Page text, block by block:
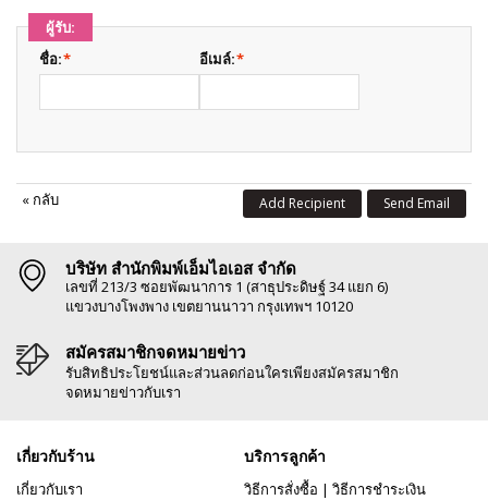
ผู้รับ:
*
ชื่อ: *
อีเมล์:
« กลับ Send Email
Add Recipient
บริษัท สำนักพิมพ์เอ็มไอเอส จำกัด
เลขที่ 213/3 ซอยพัฒนาการ 1 (สาธุประดิษฐ์ 34 แยก 6)
แขวงบางโพงพาง เขตยานนาวา กรุงเทพฯ 10120
สมัครสมาชิกจดหมายข่าว
รับสิทธิประโยชน์และส่วนลดก่อนใครเพียงสมัครสมาชิก
จดหมายข่าวกับเรา
เกี่ยวกับร้าน
เกี่ยวกับเรา
บริการลูกค้า
วิธีการสั่งซื้อ | วิธีการชำระเงิน